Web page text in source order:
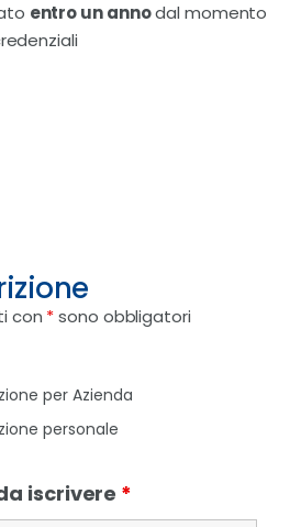
entro un annodal momento
con *sono obbligatori
per Azienda
personale
iscrivere *